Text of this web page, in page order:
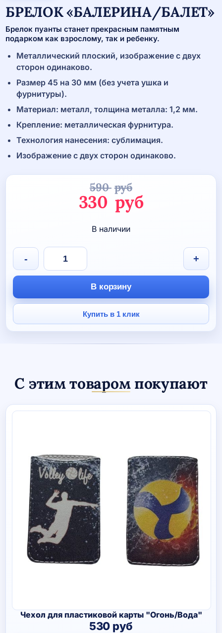
БРЕЛОК «БАЛЕРИНА/БАЛЕТ»
Брелок пуанты станет прекрасным памятным
подарком как взрослому, так и ребенку.
Металлический плоский, изображение с двух
сторон одинаково.
Размер 45 на 30 мм (без учета ушка и
фурнитуры).
Материал: металл, толщина металла: 1,2 мм.
Крепление: металлическая фурнитура.
Технология нанесения: сублимация.
Изображение с двух сторон одинаково.
590 руб
цена
составляла
330 руб
Текущая
цена:
В наличии
Количество
товара
Брелок
"Балерина/
- +
В корзину
Купить в 1 клик
С этим товаром покупают
Чехол для пластиковой карты "Огонь/Вода"
530 руб